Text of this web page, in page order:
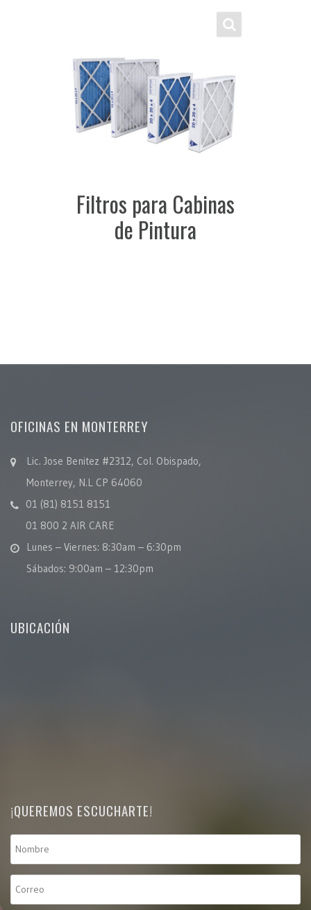
Filtros para Cabinas
de Pintura
OFICINAS EN MONTERREY
Lic. Jose Benitez #2312, Col. Obispado,
Monterrey, N.L CP 64060
01 (81) 8151 8151
01 800 2 AIR CARE
Lunes – Viernes: 8:30am – 6:30pm
Sábados: 9:00am – 12:30pm
UBICACIÓN
¡QUEREMOS ESCUCHARTE!